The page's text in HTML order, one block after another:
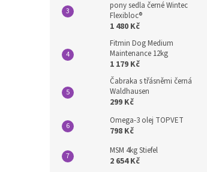
pony sedla černé Wintec
Flexibloc®
1 480 Kč
Fitmin Dog Medium
Maintenance 12kg
1 179 Kč
Čabraka s třásněmi černá
Waldhausen
299 Kč
Omega-3 olej TOPVET
798 Kč
MSM 4kg Stiefel
2 654 Kč